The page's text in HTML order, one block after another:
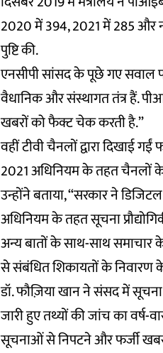
2020 में 394, 2021 में 285 और
पुष्टि की.
एनसीपी सांसद के पूछे गए सवाल
वैधानिक और संस्थागत तंत्र हैं.
खबरों को फैक्ट चेक करती है.”
वहीं टीवी चैनलों द्वारा दिखाई
2021 अधिनियम के तहत चैनलों के
उन्होंने बताया, “सरकार ने
अधिनियम के तहत सूचना
अन्य बातों के साथ-साथ समाचार
से संबंधित शिकायतों के निवारण के
डॉ. फौज़िया खान ने संसद में सूचना
जारी हुए तथ्यों की जांच का वर्ष-
सूचनाओं से निपटने और फर्जी